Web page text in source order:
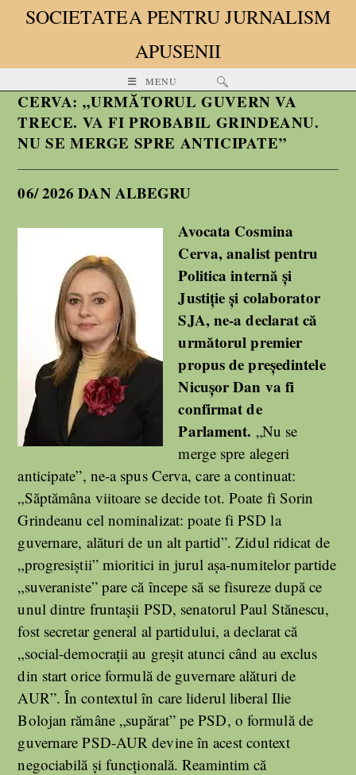
SOCIETATEA PENTRU JURNALISM
APUSENII
MENU
CERVA: „URMĂTORUL GUVERN VA
TRECE. VA FI PROBABIL GRINDEANU.
NU SE MERGE SPRE ANTICIPATE”
06/ 2026 DAN ALBEGRU
Avocata Cosmina
Cerva, analist pentru
Politica internă și
Justiție și colaborator
SJA, ne-a declarat că
următorul premier
propus de președintele
Nicușor Dan va fi
confirmat de
Parlament. „Nu se
merge spre alegeri
anticipate”, ne-a spus Cerva, care a continuat:
„Săptămâna viitoare se decide tot. Poate fi Sorin
Grindeanu cel nominalizat: poate fi PSD la
guvernare, alături de un alt partid”. Zidul ridicat de
„progresiștii” mioritici in jurul așa-numitelor partide
„suveraniste” pare că începe să se fisureze după ce
unul dintre fruntașii PSD, senatorul Paul Stănescu,
fost secretar general al partidului, a declarat că
„social-democrații au greșit atunci când au exclus
din start orice formulă de guvernare alături de
AUR”. În contextul în care liderul liberal Ilie
Bolojan rămâne „supărat” pe PSD, o formulă de
guvernare PSD-AUR devine în acest context
negociabilă și funcțională. Reamintim că